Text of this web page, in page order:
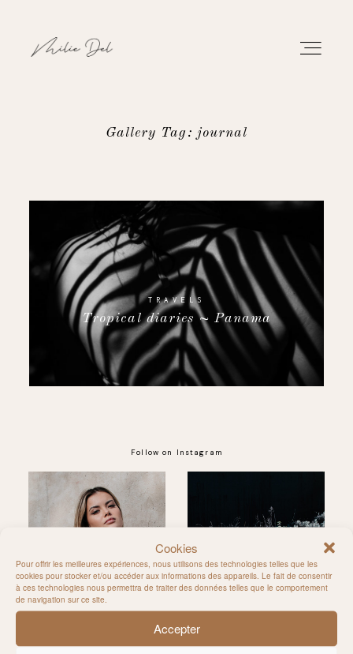
Cookies
Pour offrir les meilleures expériences, nous utilisons des technologies telles que les
cookies pour stocker et/ou accéder aux informations des appareils. Le fait de consentir
à ces technologies nous permettra de traiter des données telles que le comportement
de navigation sur ce site.
Accepter
ABOUT
CONTACT
Gallery Tag: journal
TRAVELS
Tropical diaries ~ Panama
Follow on Instagram